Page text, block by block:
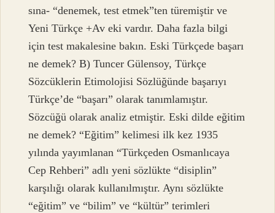
sına- “denemek, test etmek”ten türemiştir ve
Yeni Türkçe +Av eki vardır. Daha fazla bilgi
için test makalesine bakın. Eski Türkçede başarı
ne demek? B) Tuncer Gülensoy, Türkçe
Sözcüklerin Etimolojisi Sözlüğünde başarıyı
Türkçe’de “başarı” olarak tanımlamıştır.
Sözcüğü olarak analiz etmiştir. Eski dilde eğitim
ne demek? “Eğitim” kelimesi ilk kez 1935
yılında yayımlanan “Türkçeden Osmanlıcaya
Cep Rehberi” adlı yeni sözlükte “disiplin”
karşılığı olarak kullanılmıştır. Aynı sözlükte
“eğitim” ve “bilim” ve “kültür” terimleri